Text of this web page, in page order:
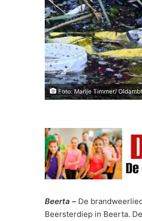
Foto: Marije Timmer/
Beerta – De
Beersterdiep in Beerta.